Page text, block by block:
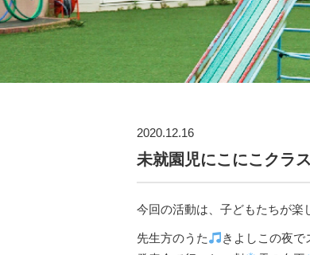
2020.12.16
未就園児にこにこクラ
今回の活動は、子どもたちが楽
先生方のうた きよしこの夜で